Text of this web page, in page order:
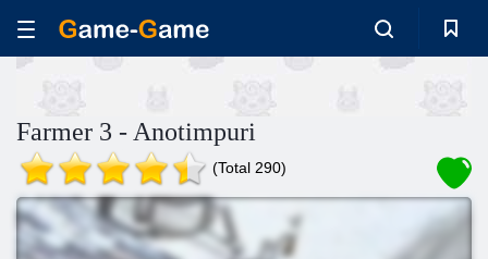
Farmer 3 - Anotimpuri
(Total 290)